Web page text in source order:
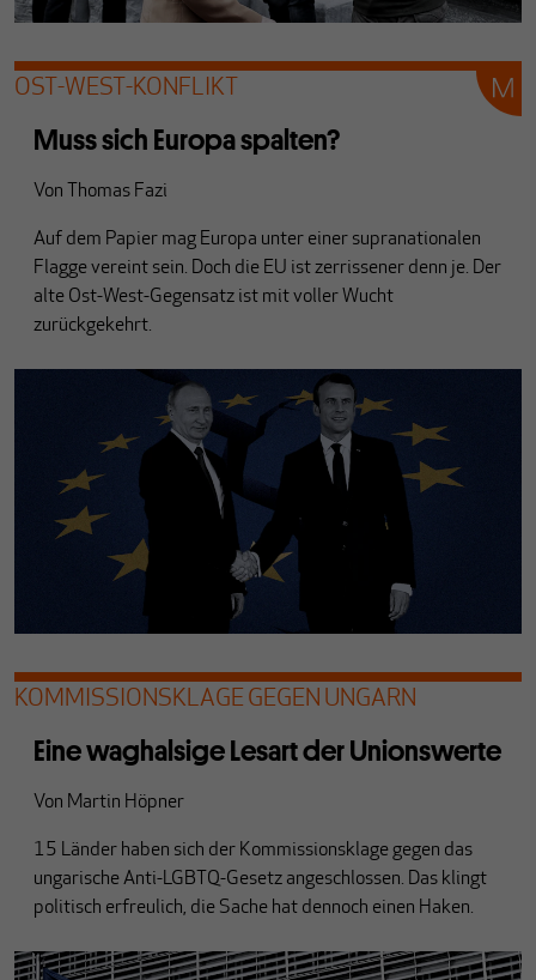
OST-WEST-KONFLIKT
Muss sich Europa spalten?
Von Thomas Fazi
Auf dem Papier mag Europa unter einer supranationalen
Flagge vereint sein. Doch die EU ist zerrissener denn je. Der
alte Ost-West-Gegensatz ist mit voller Wucht
zurückgekehrt.
KOMMISSIONSKLAGE GEGEN UNGARN
Eine waghalsige Lesart der Unionswerte
Von Martin Höpner
15 Länder haben sich der Kommissionsklage gegen das
ungarische Anti-LGBTQ-Gesetz angeschlossen. Das klingt
politisch erfreulich, die Sache hat dennoch einen Haken.